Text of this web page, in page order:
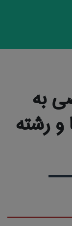
به
و رشته